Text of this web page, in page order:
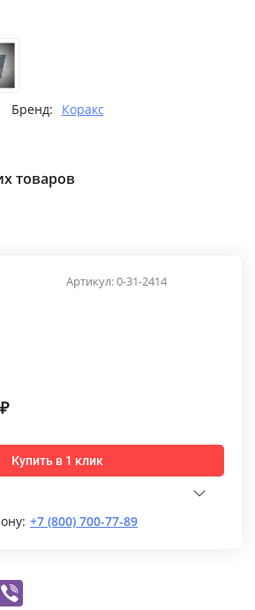
Бренд: Коракс
товаров
Артикул:0-31-2414
₽
Купить в 1 клик
+7 (800) 700-77-89